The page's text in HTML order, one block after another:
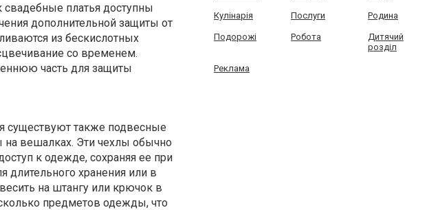
платья доступны
дополнительной защиты от
из бескислотных
со временем.
часть для защиты
существуют также подвесные
вешалках. Эти чехлы обычно
к одежде, сохраняя ее при
хранения или в
на штангу или крючок в
предметов одежды, что
Кулінарія Послуги Родина
Подорожі Робота
Дитячий
розділ
Реклама